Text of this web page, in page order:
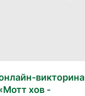
викторина
хов -